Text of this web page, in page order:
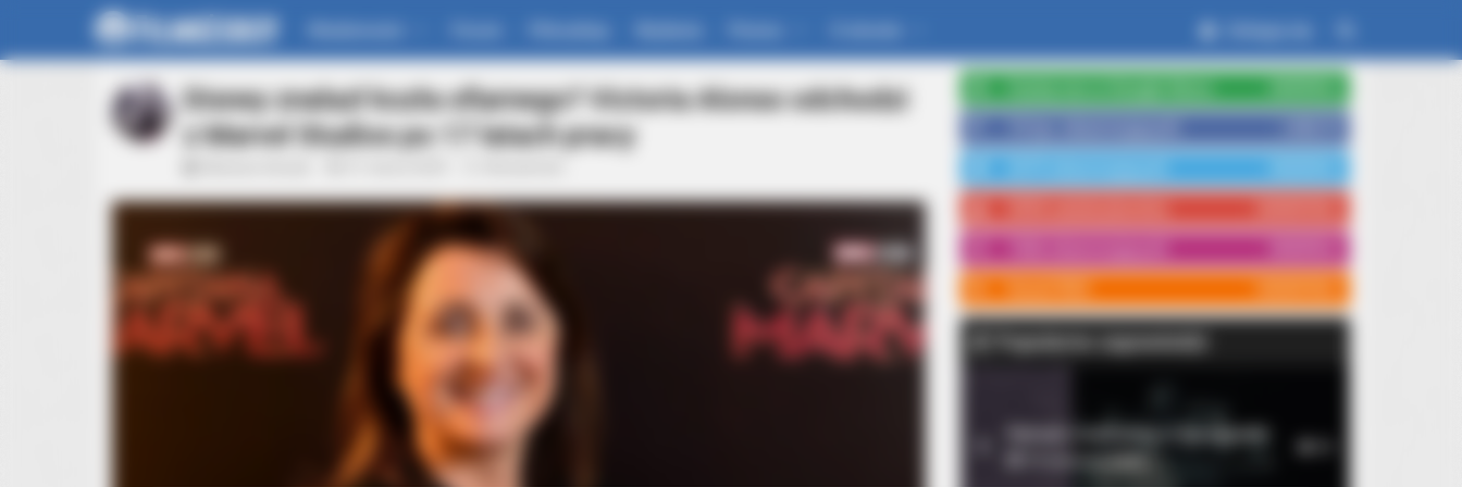
Disney znalazł kozła ofiarnego? Victoria Alonso odchodzi
z Marvel Studios po 17 latach pracy
Rękopis znaleziony w Saragossie
BRAINBERRIES
8 Movies Based On Real Stories That Give Us Shivers